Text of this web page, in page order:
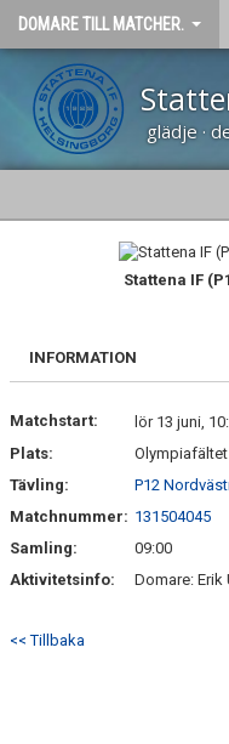
DOMARE TILL MATCHER.
glädje ·
KALENDER
Stattena IF
INFORMATION
Matchstart:
lör 13 juni,
Plats:
Olympiafältet
Tävling:
P12
Matchnummer: 131504045
Samling:
09:00
Aktivitetsinfo:
Domare: Erik
<< Tillbaka